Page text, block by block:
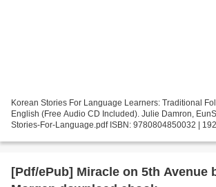
Korean Stories For Language Learners: Traditional
English (Free Audio CD Included). Julie Damron,
Stories-For-Language.pdf ISBN: 9780804850032 |
[Pdf/ePub] Miracle on 5th Avenue